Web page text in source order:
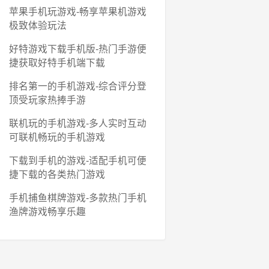
苹果手机玩游戏-畅享苹果机游戏
极致体验玩法
好特游戏下载手机版-热门手游便
捷获取好特手机端下载
排名第一的手机游戏-综合评分登
顶受玩家热捧手游
联机玩的手机游戏-多人实时互动
可联机畅玩的手机游戏
下载到手机的游戏-适配手机可便
捷下载的各类热门游戏
手机捕鱼棋牌游戏-多款热门手机
渔牌游戏畅享乐趣